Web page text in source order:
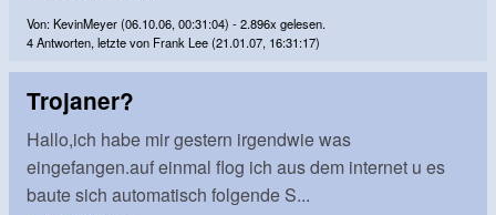
Von: KevinMeyer (06.10.06, 00:31:04) - 2.896x gelesen.
4 Antworten, letzte von Frank Lee (21.01.07, 16:31:17)
Trojaner?
Hallo,ich habe mir gestern irgendwie was
eingefangen.auf einmal flog ich aus dem internet u es
baute sich automatisch folgende S...